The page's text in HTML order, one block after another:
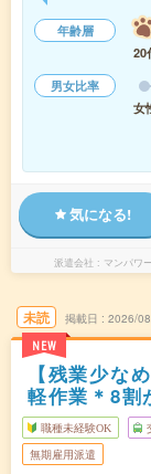
年齢層
20
男女比率
女
気になる!
派遣会社 マンパワ
未読
NEW
掲載日 2026/
【残業少な
軽作業＊8割
職種未経験OK
無期雇用派遣